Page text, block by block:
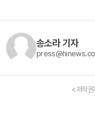
송소라 기자
<저작권